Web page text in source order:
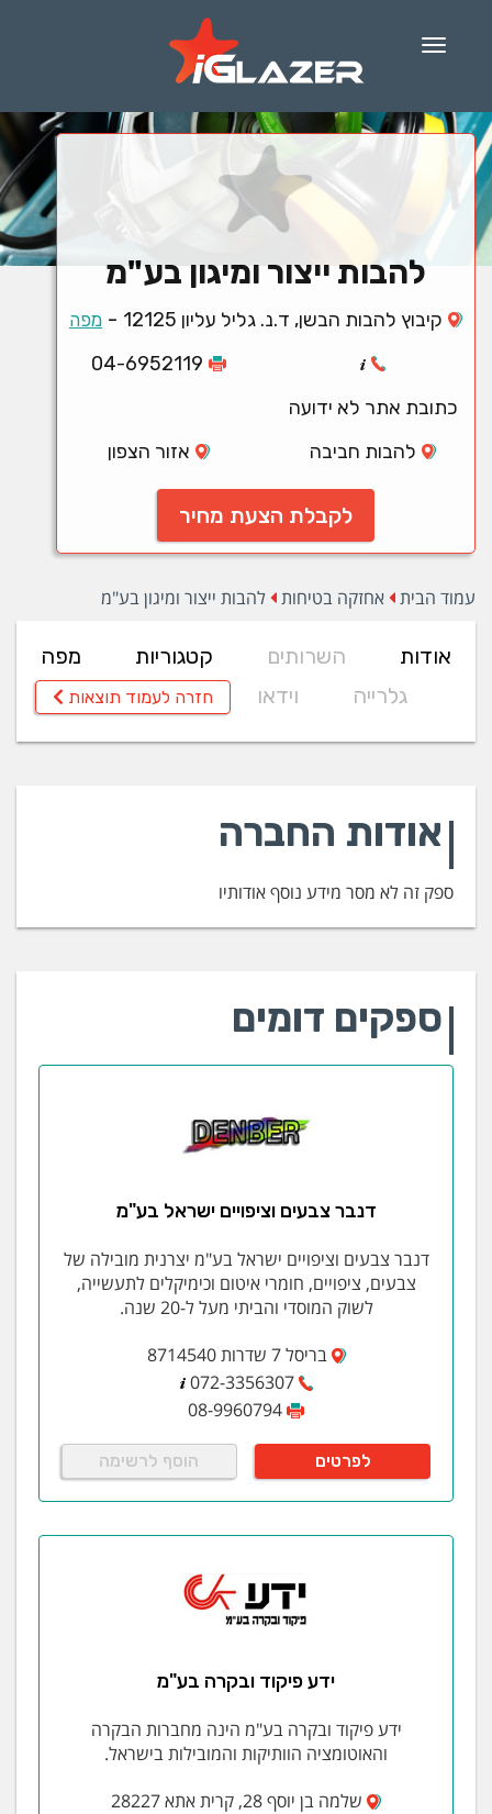
Menu
להבות ייצור ומיגון בע"מ
קיבוץ להבות הבשן, ד.נ. גליל עליון 12125 - מפה
04-6952119
כתובת אתר לא ידועה
להבות חביבה
אזור הצפון
לקבלת הצעת מחיר
עמוד הבית אחזקה בטיחות להבות ייצור ומיגון בע"מ
אודות השרותים קטגוריות
מפה
גלרייה
וידאו חזרה לעמוד תוצאות
אודות החברה
ספק זה לא מסר מידע נוסף אודותיו
ספקים דומים
דנבר צבעים וציפויים ישראל בע"מ
דנבר צבעים וציפויים ישראל בע"מ יצרנית מובילה של
צבעים, ציפויים, חומרי איטום וכימיקלים לתעשייה,
לשוק המוסדי והביתי מעל ל-20 שנה.
בריסל 7 שדרות 8714540
072-3356307
08-9960794
לפרטים הוסף לרשימה
ידע פיקוד ובקרה בע"מ
ידע פיקוד ובקרה בע"מ הינה מחברות הבקרה
והאוטומציה הוותיקות והמובילות בישראל.
שלמה בן יוסף 28, קרית אתא 28227